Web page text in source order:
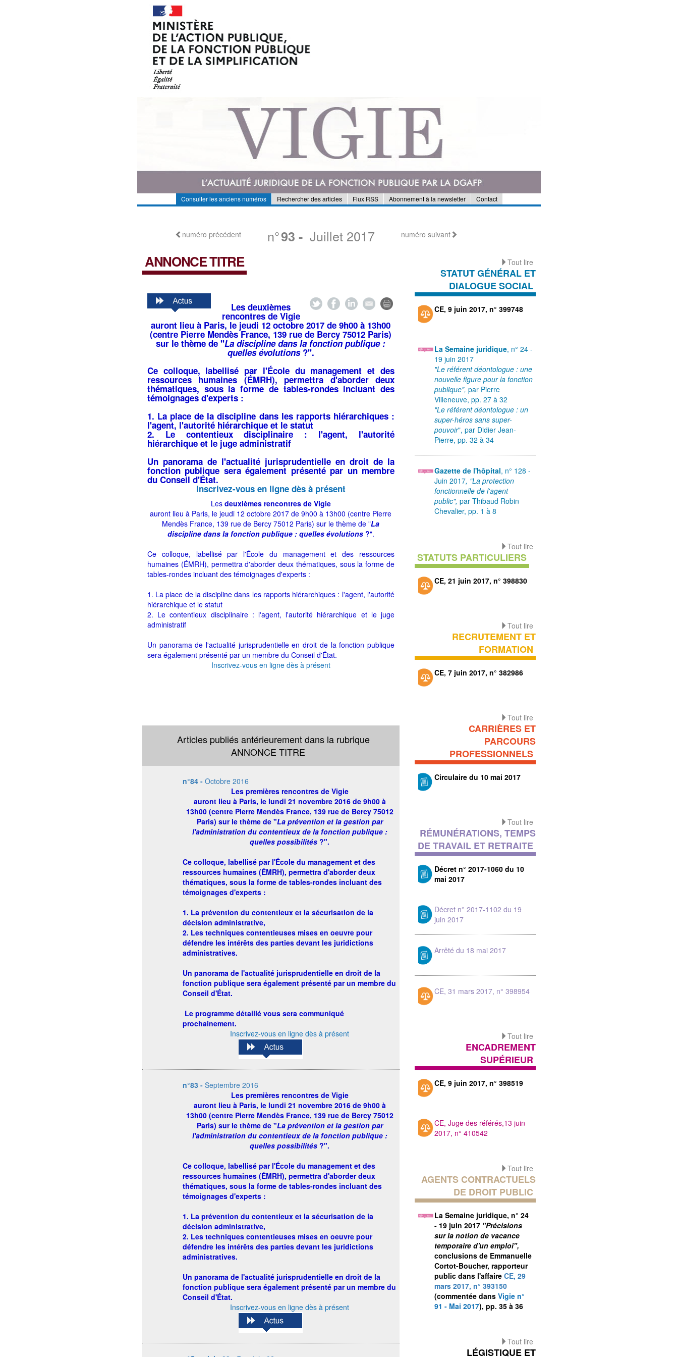
Consulter les anciens numéros Rechercher des articles Flux RSS Abonnement à la newsletter Contact
numéro précédent n°93 - Juillet 2017 numéro suivant
ANNONCE TITRE
Lesdeuxièmes
rencontres de Vigie
auront lieu à Paris, le jeudi 12 octobre 2017 de 9h00 à 13h00
(centre Pierre Mendès France, 139 rue de Bercy 75012 Paris)
sur le thème de "La discipline dans la fonction publique :
quelles évolutions?".
Ce colloque, labellisé par l'École du management et des
ressources humaines (ÉMRH), permettra d'aborder deux
thématiques, sous la forme de tables-rondes incluant des
témoignages d'experts :
1. La place de la discipline dans les rapports hiérarchiques :
l'agent, l'autorité hiérarchique et le statut
2. Le contentieux disciplinaire : l'agent, l'autorité
hiérarchique et le juge administratif
Un panorama de l'actualité jurisprudentielle en droit de la
fonction publique sera également présenté par un membre
du Conseil d'État.
Inscrivez-vous en ligne dès à présent
Les deuxièmes rencontres de Vigie
auront lieu à Paris, le jeudi 12 octobre 2017 de 9h00 à 13h00 (centre Pierre
Mendès France, 139 rue de Bercy 75012 Paris) sur le thème de "La
discipline dans la fonction publique : quelles évolutions?".
Ce colloque, labellisé par l'École du management et des ressources
humaines (ÉMRH), permettra d'aborder deux thématiques, sous la forme de
tables-rondes incluant des témoignages d'experts :
1. La place de la discipline dans les rapports hiérarchiques : l'agent, l'autorité
hiérarchique et le statut
2. Le contentieux disciplinaire : l'agent, l'autorité hiérarchique et le juge
administratif
Un panorama de l'actualité jurisprudentielle en droit de la fonction publique
sera également présenté par un membre du Conseil d'État.
Inscrivez-vous en ligne dès à présent
Articles publiés antérieurement dans la rubrique
ANNONCE TITRE
n°84 - Octobre 2016
Les premières rencontres de Vigie
auront lieu à Paris, le lundi 21 novembre 2016 de 9h00 à
13h00 (centre Pierre Mendès France, 139 rue de Bercy 75012
Paris) sur le thème de "La prévention et la gestion par
l'administration du contentieux de la fonction publique :
quelles possibilités ?".
Ce colloque, labellisé par l'École du management et des
ressources humaines (ÉMRH), permettra d'aborder deux
thématiques, sous la forme de tables-rondes incluant des
témoignages d'experts :
1. La prévention du contentieux et la sécurisation de la
décision administrative,
2. Les techniques contentieuses mises en oeuvre pour
défendre les intérêts des parties devant les juridictions
administratives.
Un panorama de l'actualité jurisprudentielle en droit de la
fonction publique sera également présenté par un membre du
Conseil d'État.
Le programme détaillé vous sera communiqué
prochainement.
Inscrivez-vous en ligne dès à présent
n°83 - Septembre 2016
Les premières rencontres de Vigie
auront lieu à Paris, le lundi 21 novembre 2016 de 9h00 à
13h00 (centre Pierre Mendès France, 139 rue de Bercy 75012
Paris) sur le thème de "La prévention et la gestion par
l'administration du contentieux de la fonction publique :
quelles possibilités ?".
Ce colloque, labellisé par l'École du management et des
ressources humaines (ÉMRH), permettra d'aborder deux
thématiques, sous la forme de tables-rondes incluant des
témoignages d'experts :
1. La prévention du contentieux et la sécurisation de la
décision administrative,
2. Les techniques contentieuses mises en oeuvre pour
défendre les intérêts des parties devant les juridictions
administratives.
Un panorama de l'actualité jurisprudentielle en droit de la
fonction publique sera également présenté par un membre du
Conseil d'État.
Inscrivez-vous en ligne dès à présent
Tout lire
STATUT GÉNÉRAL ET
DIALOGUE SOCIAL
CE, 9 juin 2017, n° 399748
La Semaine juridique, n° 24 -
19 juin 2017
"Le référent déontologue : une
nouvelle figure pour la fonction
publique",par Pierre
Villeneuve, pp. 27 à 32
"Le référent déontologue : un
super-héros sans super-
pouvoir", par Didier Jean-
Pierre, pp. 32 à 34
Gazette de l'hôpital, n° 128 -
Juin 2017, "La protection
fonctionnelle de l'agent
public",par Thibaud Robin
Chevalier, pp. 1 à 8
Tout lire
STATUTS PARTICULIERS
CE, 21 juin 2017, n° 398830
Tout lire
RECRUTEMENT ET
FORMATION
CE, 7 juin 2017, n° 382986
Tout lire
CARRIÈRES ET
PARCOURS
PROFESSIONNELS
Circulaire du 10 mai 2017
Tout lire
RÉMUNÉRATIONS, TEMPS
DE TRAVAIL ET RETRAITE
Décret n° 2017-1060 du 10
mai 2017
Décret n° 2017-1102 du 19
juin 2017
Arrêté du 18 mai 2017
CE, 31 mars 2017, n° 398954
Tout lire
ENCADREMENT
SUPÉRIEUR
CE, 9 juin 2017, n° 398519
CE, Juge des référés,13 juin
2017, n° 410542
Tout lire
AGENTS CONTRACTUELS
DE DROIT PUBLIC
La Semaine juridique, n° 24
- 19 juin 2017 "Précisions
sur la notion de vacance
temporaire d'un emploi",
conclusions de Emmanuelle
Cortot-Boucher, rapporteur
public dans l'affaireCE, 29
mars 2017, n° 393150
(commentée dansVigie n°
91 - Mai 2017), pp. 35 à 36
Tout lire
LÉGISTIQUE ET